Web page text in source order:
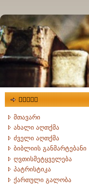
მენიუ
მთავარი
ახალი აღთქმა
ძველი აღთქმა
ბიბლიის განმარტებანი
ღვთისმეტყველება
პატრისტიკა
ქართული გალობა